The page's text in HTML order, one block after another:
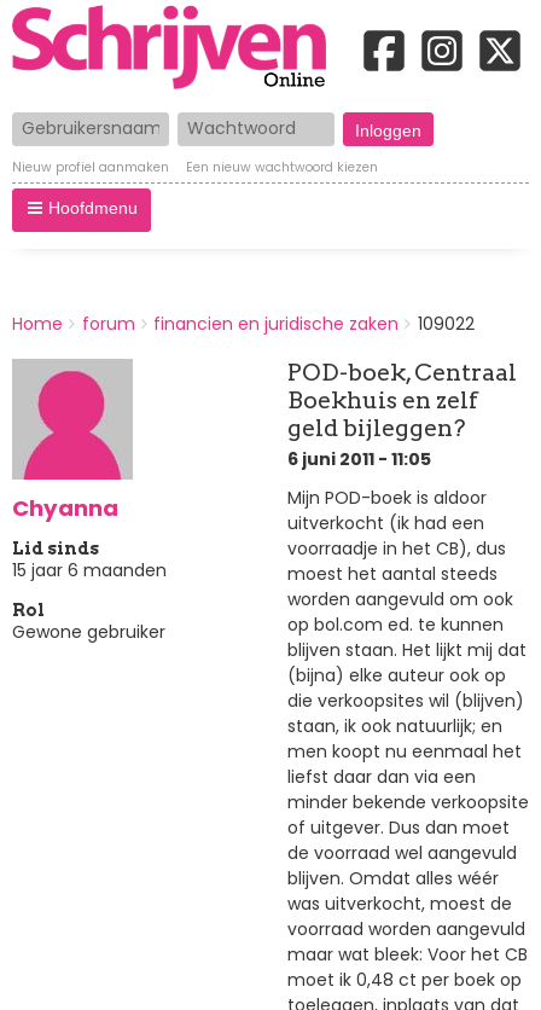
Gebruikersnaam Wachtwoord
Nieuw profiel aanmaken Een nieuw wachtwoord kiezen
Hoofdmenu
BREADCRUMBS
You
here:
Home forum financien en juridische zaken 109022
Chyanna
Lid sinds
15 jaar 6 maanden
Rol
Gewone gebruiker
POD-boek, Centraal
Boekhuis en zelf
geld bijleggen?
6 juni 2011 - 11:05
Mijn POD-boek is aldoor
uitverkocht (ik had een
voorraadje in het CB), dus
moest het aantal steeds
worden aangevuld om ook
op bol.com ed. te kunnen
blijven staan. Het lijkt mij dat
(bijna) elke auteur ook op
die verkoopsites wil (blijven)
staan, ik ook natuurlijk; en
men koopt nu eenmaal het
liefst daar dan via een
minder bekende verkoopsite
of uitgever. Dus dan moet
de voorraad wel aangevuld
blijven. Omdat alles wéér
was uitverkocht, moest de
voorraad worden aangevuld
maar wat bleek: Voor het CB
moet ik 0,48 ct per boek op
toeleggen, inplaats van dat